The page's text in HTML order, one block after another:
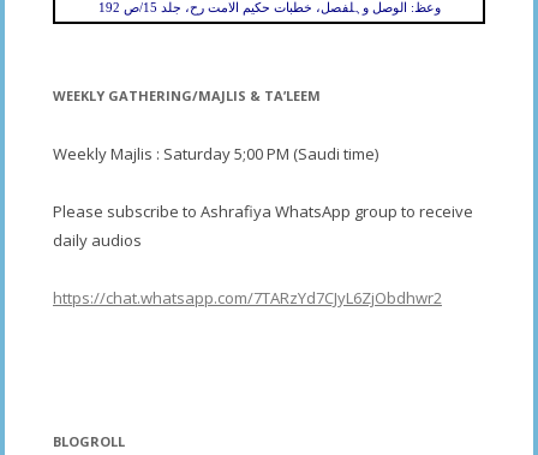
وعظ: الوصل وہلفصل، خطبات حکیم الامت رح، جلد 15/ص 192
WEEKLY GATHERING/MAJLIS & TA’LEEM
Weekly Majlis : Saturday 5;00 PM (Saudi time)
Please subscribe to Ashrafiya WhatsApp group to receive
daily audios
https://chat.whatsapp.com/7TARzYd7CJyL6ZjObdhwr2
BLOGROLL